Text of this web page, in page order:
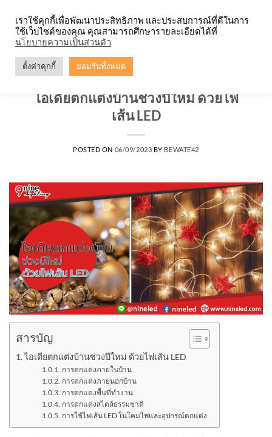
content
ไอเดียตกแต่งบ้านช่วงปีใหม่ ด้วยไฟ
เส้น LED
POSTED ON 06/09/2023 BY BEWATE42
สารบัญ
ไอเดียตกแต่งบ้านช่วงปีใหม่ ด้วยไฟเส้น LED
การตกแต่งภายในบ้าน
การตกแต่งภายนอกบ้าน
การตกแต่งพื้นที่ทำงาน
การตกแต่งสไตล์ธรรมชาติ
การใช้ไฟเส้น LED ในโคมไฟและอุปกรณ์ตกแต่ง
เราใช้คุกกี้เพื่อพัฒนาประสิทธิภาพ และประสบการณ์ที่ดีในการ
ใช้เว็บไซต์ของคุณ คุณสามารถศึกษารายละเอียดได้ที่
นโยบายความเป็นส่วนตัว
ตั้งค่าคุกกี้ ยอมรับทั้งหมด